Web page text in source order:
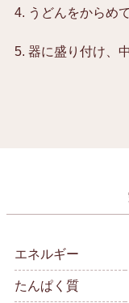
うどんをからめ
器に盛り付け、
エネルギー
たんぱく質